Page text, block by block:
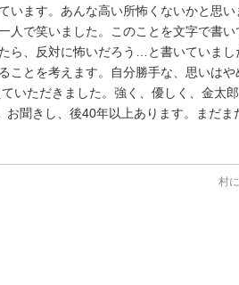
ます。あんな高い所怖くないかと思い
人で笑いました。このことを文字で書
ら、反対に怖いだろう…と書いていまし
ことを考えます。自分勝手な、思いは
いただきました。強く、優しく、金太
聞きし、後40年以上あります。まだま
村